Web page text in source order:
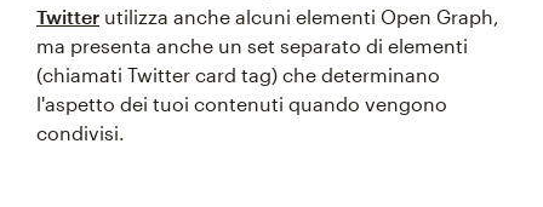
Twitter utilizza anche alcuni elementi Open Graph,
ma presenta anche un set separato di elementi
(chiamati Twitter card tag) che determinano
l'aspetto dei tuoi contenuti quando vengono
condivisi.